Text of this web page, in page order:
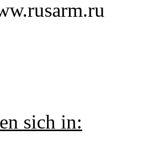
sich in: